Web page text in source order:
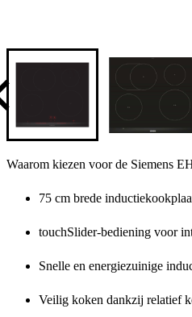
Waarom kiezen voor de Siemens
75 cm brede
touchSlider-bediening voor
Snelle en energiezuinige
Veilig koken dankzij relatief